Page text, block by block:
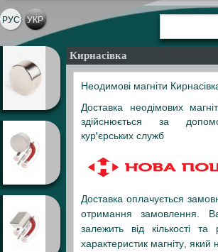
РУС УКР
Кирнасівка
Неодимові магніти
Доставка неодімових
здійснюється за
кур'єрських служб
Доставка оплачується
отримання замовлення.
залежить від кількості та
характеристик магніту, який